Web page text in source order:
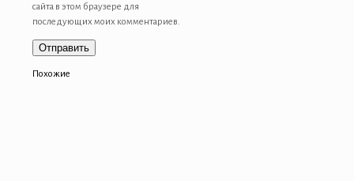
сайта в этом браузере для
последующих моих комментариев.
Похожие